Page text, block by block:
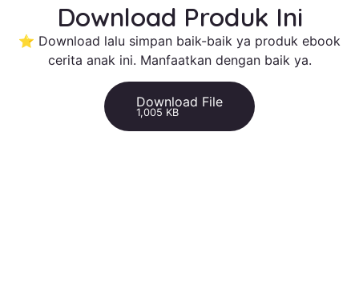
Download Produk Ini
⭐ Download lalu simpan baik-baik ya produk ebook
cerita anak ini. Manfaatkan dengan baik ya.
Download File
1,005 KB